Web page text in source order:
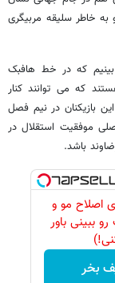
خاطر سلیقه مربیگری
بینیم که در خط هافبک
که می توانند کنار
بازیکنان در نیم فصل
موفقیت استقلال در
باشد.
اصلاح مو و
ببینی باور
بخر